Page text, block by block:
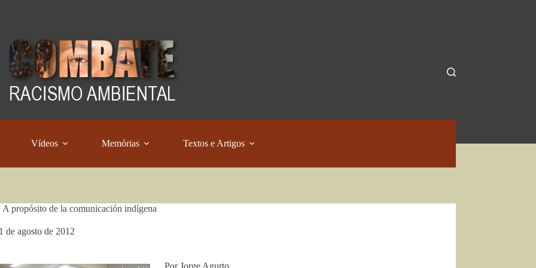
Vídeos Memórias Textos e Artigos
propósito de la comunicación indígena
de agosto de 2012
Por Jorge Agurto